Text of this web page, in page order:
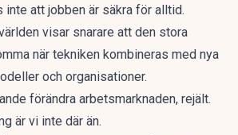
att jobben är säkra för alltid.
visar snarare att den stora
när tekniken kombineras med nya
och organisationer.
förändra arbetsmarknaden, rejält.
är vi inte där än.